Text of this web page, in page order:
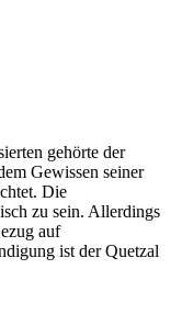
gehörte der
Gewissen seiner
Die
zu sein. Allerdings
auf
ist der Quetzal